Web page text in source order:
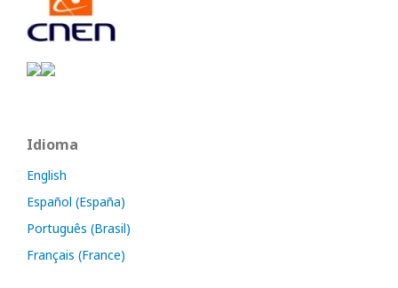
Idioma
English
Español (España)
Português (Brasil)
Français (France)